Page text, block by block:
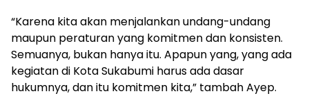
“Karena kita akan menjalankan undang-undang
maupun peraturan yang komitmen dan konsisten.
Semuanya, bukan hanya itu. Apapun yang, yang ada
kegiatan di Kota Sukabumi harus ada dasar
hukumnya, dan itu komitmen kita,” tambah Ayep.